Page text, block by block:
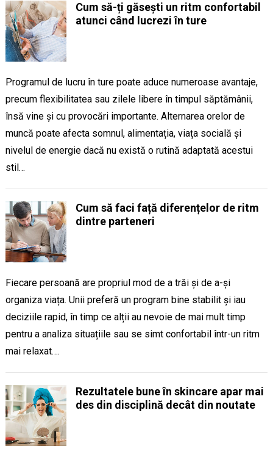
Cum să-ți găsești un ritm confortabil
atunci când lucrezi în ture
Programul de lucru în ture poate aduce numeroase avantaje,
precum flexibilitatea sau zilele libere în timpul săptămânii,
însă vine și cu provocări importante. Alternarea orelor de
muncă poate afecta somnul, alimentația, viața socială și
nivelul de energie dacă nu există o rutină adaptată acestui
stil…
Cum să faci față diferențelor de ritm
dintre parteneri
Fiecare persoană are propriul mod de a trăi și de a-și
organiza viața. Unii preferă un program bine stabilit și iau
deciziile rapid, în timp ce alții au nevoie de mai mult timp
pentru a analiza situațiile sau se simt confortabil într-un ritm
mai relaxat….
Rezultatele bune în skincare apar mai
des din disciplină decât din noutate